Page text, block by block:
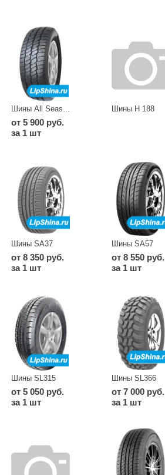
Шины All Season Master SW613
от 5 900 руб.
за 1 шт
Шины H 188
Шины SA37
от 8 350 руб.
за 1 шт
Шины SA57
от 8 550 руб.
за 1 шт
Шины SL315
от 5 050 руб.
за 1 шт
Шины SL366
от 7 000 руб.
за 1 шт